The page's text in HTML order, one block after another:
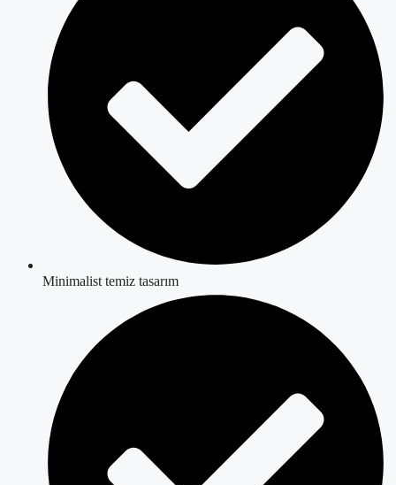
Minimalist temiz tasarım